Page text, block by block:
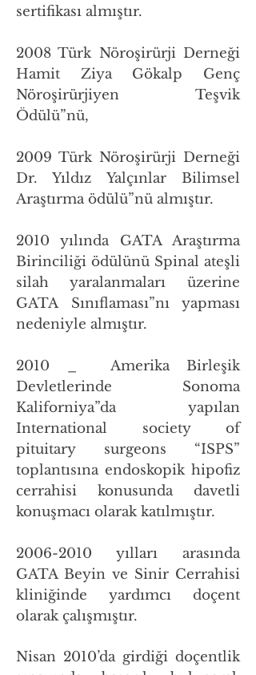
sertifikası almıştır.
2008 Türk Nöroşirürji Derneği
Hamit Ziya Gökalp Genç
Nöroşirürjiyen Teşvik
Ödülü”nü,
2009 Türk Nöroşirürji Derneği
Dr. Yıldız Yalçınlar Bilimsel
Araştırma ödülü”nü almıştır.
2010 yılında GATA Araştırma
Birinciliği ödülünü Spinal ateşli
silah yaralanmaları üzerine
GATA Sınıflaması”nı yapması
nedeniyle almıştır.
2010 _ Amerika Birleşik
Devletlerinde Sonoma
Kaliforniya”da yapılan
International society of
pituitary surgeons “ISPS”
toplantısına endoskopik hipofiz
cerrahisi konusunda davetli
konuşmacı olarak katılmıştır.
2006-2010 yılları arasında
GATA Beyin ve Sinir Cerrahisi
kliniğinde yardımcı doçent
olarak çalışmıştır.
Nisan 2010’da girdiği doçentlik